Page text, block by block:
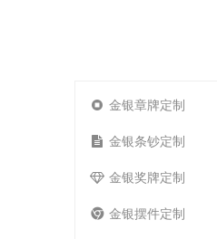
金银章牌定制
金银条钞定制
金银奖牌定制
金银摆件定制